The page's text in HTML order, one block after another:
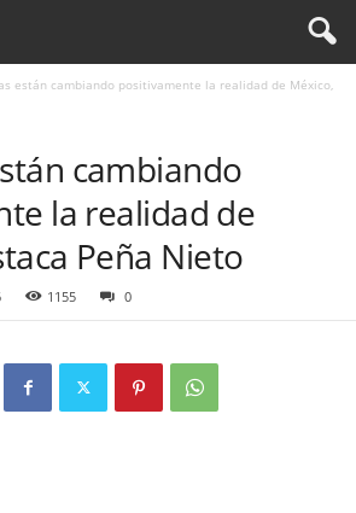
están cambiando positivamente la realidad de México,
cambiando
la realidad de
Peña Nieto
1155 0